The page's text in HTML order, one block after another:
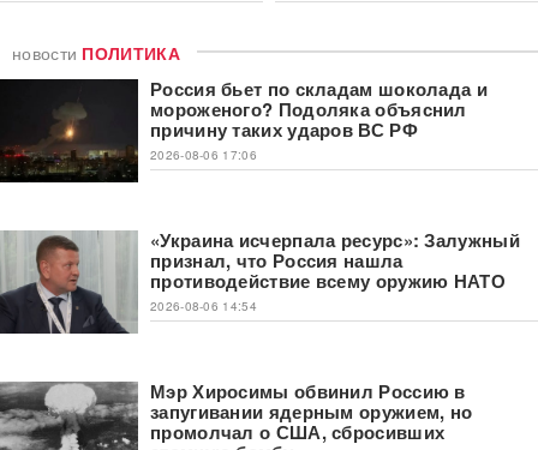
новости ПОЛИТИКА
Россия бьет по складам шоколада и
мороженого? Подоляка объяснил
причину таких ударов ВС РФ
2026-08-06 17:06
«Украина исчерпала ресурс»: Залужный
признал, что Россия нашла
противодействие всему оружию НАТО
2026-08-06 14:54
Мэр Хиросимы обвинил Россию в
запугивании ядерным оружием, но
промолчал о США, сбросивших